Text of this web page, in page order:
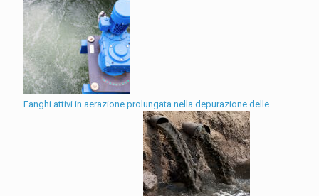
Fanghi attivi in aerazione prolungata nella depurazione delle